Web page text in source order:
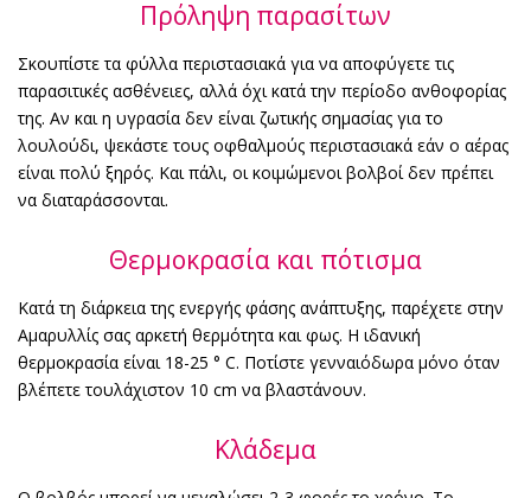
Πρόληψη παρασίτων
Σκουπίστε τα φύλλα περιστασιακά για να αποφύγετε τις
παρασιτικές ασθένειες, αλλά όχι κατά την περίοδο ανθοφορίας
της. Αν και η υγρασία δεν είναι ζωτικής σημασίας για το
λουλούδι, ψεκάστε τους οφθαλμούς περιστασιακά εάν ο αέρας
είναι πολύ ξηρός. Και πάλι, οι κοιμώμενοι βολβοί δεν πρέπει
να διαταράσσονται.
Θερμοκρασία και πότισμα
Κατά τη διάρκεια της ενεργής φάσης ανάπτυξης, παρέχετε στην
Αμαρυλλίς σας αρκετή θερμότητα και φως. Η ιδανική
θερμοκρασία είναι 18-25 ° C. Ποτίστε γενναιόδωρα μόνο όταν
βλέπετε τουλάχιστον 10 cm να βλαστάνουν.
Κλάδεμα